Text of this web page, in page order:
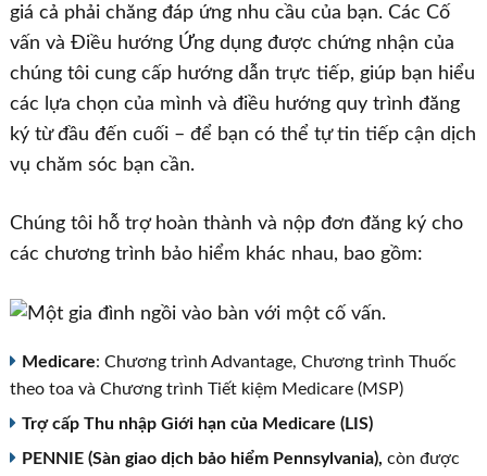
giá cả phải chăng đáp ứng nhu cầu của bạn. Các Cố
vấn và Điều hướng Ứng dụng được chứng nhận của
chúng tôi cung cấp hướng dẫn trực tiếp, giúp bạn hiểu
các lựa chọn của mình và điều hướng quy trình đăng
ký từ đầu đến cuối – để bạn có thể tự tin tiếp cận dịch
vụ chăm sóc bạn cần.
Chúng tôi hỗ trợ hoàn thành và nộp đơn đăng ký cho
các chương trình bảo hiểm khác nhau, bao gồm:
Medicare: Chương trình Advantage, Chương trình Thuốc
theo toa và Chương trình Tiết kiệm Medicare (MSP)
Trợ cấp Thu nhập Giới hạn của Medicare (LIS)
PENNIE (Sàn giao dịch bảo hiểm Pennsylvania), còn được